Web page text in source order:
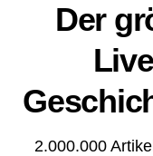
Der
2.000.000